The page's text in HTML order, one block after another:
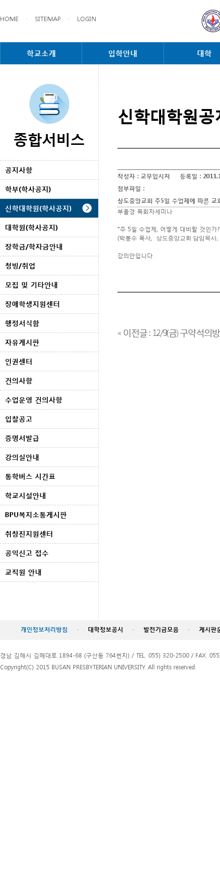
HOME · SITEMAP · LOGIN
학교소개 입학안내 대학
종합서비스
공지사항
학부(학사공지)
신학대학원(학사공지)
대학원(학사공지)
장학금/학자금안내
청빙/취업
모집 및 기타안내
장애학생지원센터
행정서식함
자유게시판
인권센터
건의사항
수업운영 건의사항
입찰공고
증명서발급
강의실안내
통학버스 시간표
학교시설안내
BPU복지소통게시판
취창진지원센터
공익신고 접수
교직원 안내
신학대학원
작성자 : 교무입시처 등록일 :
첨부파일 :
상도중앙교회 주5일 수업제에 따른
부울경 목회자세미나
"주 5일 수업제, 어떻게 대비할 것인가
(박봉수 목사, 상도중앙교회 담임목사,
강의안입니다.
« 이전글 : 12/9(금) 구약석의
개인정보처리방침 · 대학정보공시 · 발전기금모음 · 게시판
경남 김해시 김해대로 1894-68 (구산동 764번지) / TEL. 055) 320-2500 / FAX.
Copyright(C) 2015 BUSAN PRESBYTERIAN UNIVERSITY. All rights reserved.